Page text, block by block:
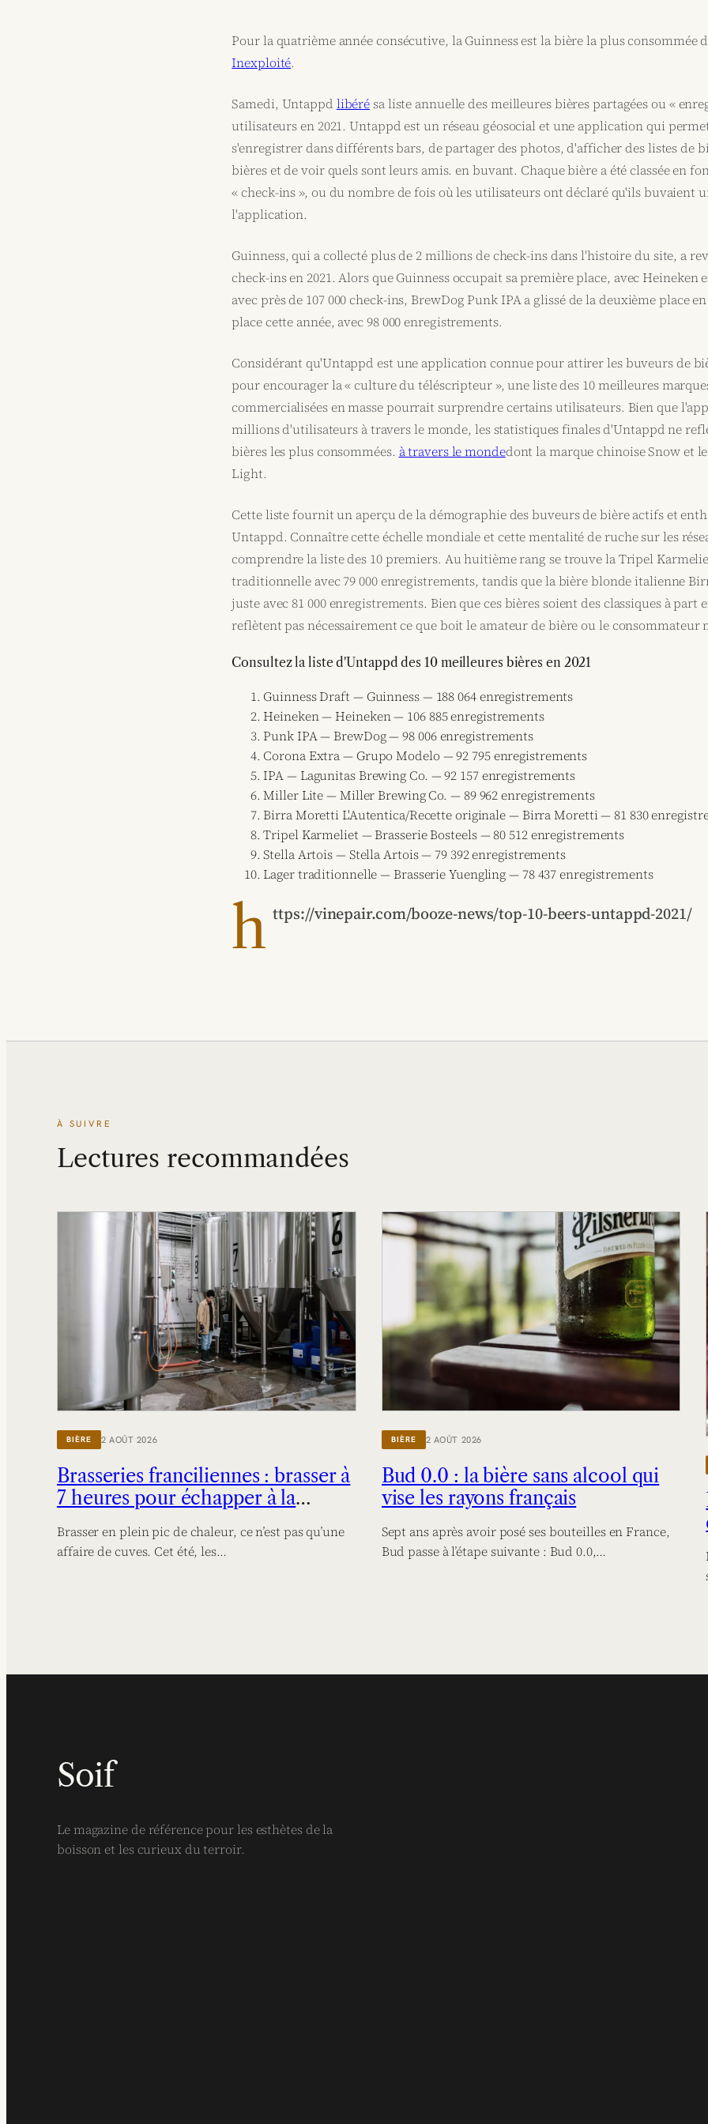
Pour la quatrième année consécutive, la Guinness est la bière la plus consommée
Inexploité.
Samedi, Untappd libérésa liste annuelle des meilleures bières partagées ou «
utilisateurs en 2021. Untappd est un réseau géosocial et une application qui
s'enregistrer dans différents bars, de partager des photos, d'afficher des listes de
bières et de voir quels sont leurs amis. en buvant. Chaque bière a été classée en
« check-ins », ou du nombre de fois où les utilisateurs ont déclaré qu'ils buvaient
l'application.
Guinness, qui a collecté plus de 2 millions de check-ins dans l'histoire du site, a
check-ins en 2021. Alors que Guinness occupait sa première place, avec Heineken
avec près de 107 000 check-ins, BrewDog Punk IPA a glissé de la deuxième place
place cette année, avec 98 000 enregistrements.
Considérant qu'Untappd est une application connue pour attirer les buveurs de
pour encourager la « culture du téléscripteur », une liste des 10 meilleures
commercialisées en masse pourrait surprendre certains utilisateurs. Bien que
millions d'utilisateurs à travers le monde, les statistiques finales d'Untappd ne
bières les plus consommées. à travers le mondedont la marque chinoise Snow et
Light.
Cette liste fournit un aperçu de la démographie des buveurs de bière actifs et
Untappd. Connaître cette échelle mondiale et cette mentalité de ruche sur les
comprendre la liste des 10 premiers. Au huitième rang se trouve la Tripel
traditionnelle avec 79 000 enregistrements, tandis que la bière blonde italienne
juste avec 81 000 enregistrements. Bien que ces bières soient des classiques à part
reflètent pas nécessairement ce que boit le amateur de bière ou le consommateur
Consultez la liste d'Untappd des 10 meilleures bières en 2021
Guinness Draft — Guinness — 188 064 enregistrements
Heineken — Heineken — 106 885 enregistrements
Punk IPA — BrewDog — 98 006 enregistrements
Corona Extra — Grupo Modelo — 92 795 enregistrements
IPA — Lagunitas Brewing Co. — 92 157 enregistrements
Miller Lite — Miller Brewing Co. — 89 962 enregistrements
Birra Moretti L'Autentica/Recette originale — Birra Moretti — 81 830
Tripel Karmeliet — Brasserie Bosteels — 80 512 enregistrements
Stella Artois — Stella Artois — 79 392 enregistrements
Lager traditionnelle — Brasserie Yuengling — 78 437 enregistrements
h ttps://vinepair.com/booze-news/top-10-beers-untappd-2021/
À SUIVRE
Lectures recommandées
BIÈRE 2 AOÛT 2026
Brasseries franciliennes : brasser à
7 heures pour échapper à la
Brasser en plein pic de chaleur, ce n’est pas qu’une
affaire de cuves. Cet été, les…
BIÈRE 2 AOÛT 2026
Bud 0.0 : la bière sans alcool qui
vise les rayons français
Sept ans après avoir posé ses bouteilles en France,
Bud passe à l’étape suivante : Bud 0.0,…
Soif
Le magazine de référence pour les esthètes de la
boisson et les curieux du terroir.